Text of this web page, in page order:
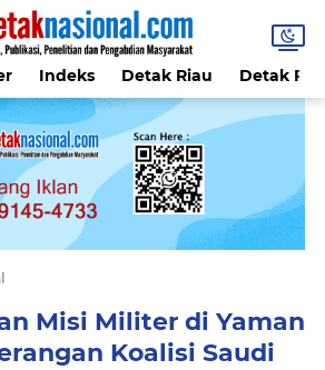
Indeks Detak Riau Detak
Misi Militer di Yaman
Koalisi Saudi